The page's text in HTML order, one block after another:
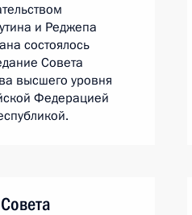
и Реджепа
состоялось
Совета
высшего уровня
Федерацией